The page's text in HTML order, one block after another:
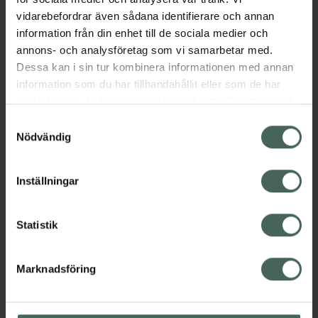
vidarebefordrar även sådana identifierare och annan
information från din enhet till de sociala medier och
annons- och analysföretag som vi samarbetar med.
Dessa kan i sin tur kombinera informationen med annan
information som du har tillhandahållit eller som de har
samlat in när du har använt deras tjänster. Samtycke till
återkalla ditt samtycke via webbplatsens
cookieinställningar. Ett återkallat samtycke påverkar inte
lagligheten av behandling som skett innan återkallelsen.
Nödvändig
Inställningar
Statistik
Marknadsföring
EAN:00767332811161
Kategorier:
AnsiktskrämAnsiktsvård Dagkräm
Dagkräm med SPFHudvård
Premium hudvård
Innehåll Visa
Instruktioner Visa
Dagkräm
Dagkräm med SPF